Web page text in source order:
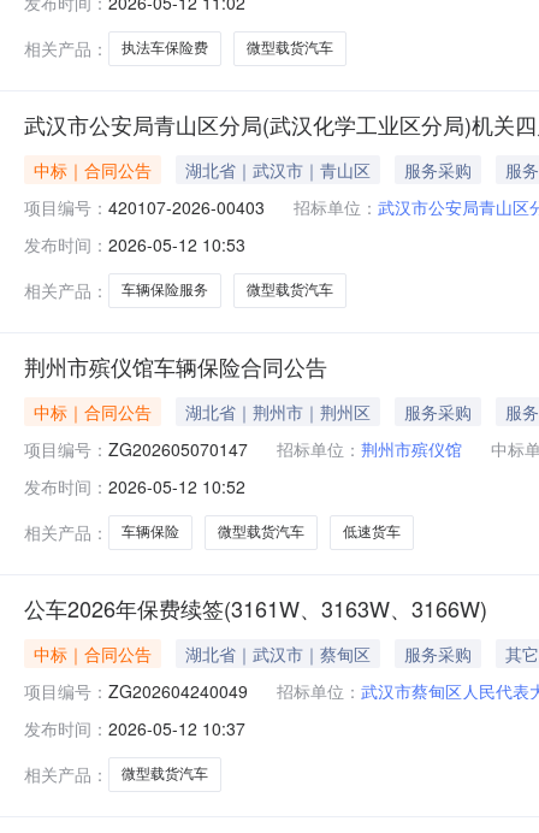
相关产品：
执法车保险费 微型载货汽车
武汉市公安局青山区分局(武汉化学工业区分局)机关
中标｜合同公告 湖北省｜武汉市｜青山区 服务采购
服务
项目编号： 420107-2026-00403 招标单位： 武汉市公安局青山区
发布时间： 2026-05-12 10:53
相关产品：
车辆保险服务 微型载货汽车
荆州市殡仪馆车辆保险合同公告
中标｜合同公告 湖北省｜荆州市｜荆州区 服务采购
服务
项目编号： ZG202605070147 招标单位： 荆州市殡仪馆
中标
发布时间： 2026-05-12 10:52
相关产品：
车辆保险 微型载货汽车 低速货车
公车2026年保费续签(3161W、3163W、3166W)
中标｜合同公告 湖北省｜武汉市｜蔡甸区 服务采购
其它
项目编号： ZG202604240049 招标单位： 武汉市蔡甸区人民代表
发布时间： 2026-05-12 10:37
相关产品：
微型载货汽车